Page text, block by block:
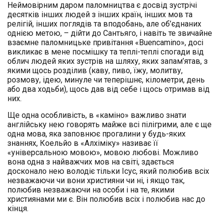
Неймовірним даром паломництва є досвід зустрічі
десятків інших людей з інших країн, інших мов та
релігій, інших поглядів та вподобань, але об’єднаних
однією метою, – дійти до Сантьяго, і навіть те звичайне
взаємне паломницьке привітання «Buencamino», досі
викликає в мене посмішку та теплі-теплі спогади від
облич людей яких зустрів на шляху, яких запам’ятав, з
якими щось розділив (каву, пиво, їжу, молитву,
розмову, ідею, минуле чи теперішнє, кілометри, день
або два ходьби), щось дав від себе і щось отримав від
них.
Ще одна особливість, в «каміно» важливо знати
англійську нею говорять майже всі пілігрими, але є ще
одна мова, яка заповнює прогалини у будь-яких
знаннях, Коельйо в «Алхіміку» називає її
«універсальною мовою», мовою любові. Можливо
вона одна з найважчих мов на світі, здається
досконало нею володіє тільки Ісус, який полюбив всіх
незважаючи чи вони християни чи ні, і якщо так,
полюбив незважаючи на особи і на те, якими
християнами ми є. Він полюбив всіх і полюбив нас до
кінця.